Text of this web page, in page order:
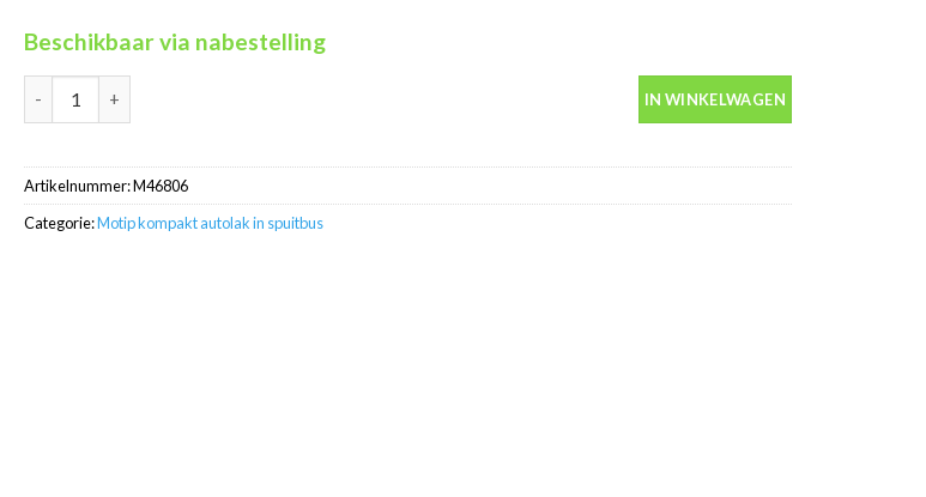
Beschikbaar via nabestelling
IN WINKELWAGEN
Artikelnummer:M46806
Categorie:Motip kompakt autolak in spuitbus